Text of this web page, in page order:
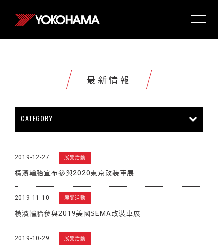
最新情報
CATEGORY
販促活動
2019-12-27 展覽活動
橫濱輪胎宣布參與2020東京改裝車展
2019-11-10 展覽活動
橫濱輪胎參與2019美國SEMA改裝車展
2019-10-29 展覽活動